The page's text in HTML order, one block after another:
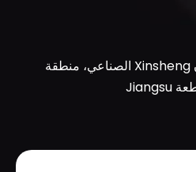
رقم 6-7، المنطقة B، ميدان Xinsheng الصناعي، منطقة